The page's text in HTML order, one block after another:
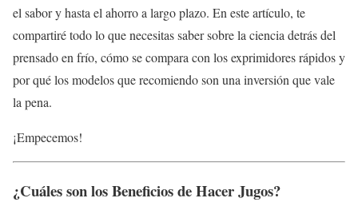
el sabor y hasta el ahorro a largo plazo. En este artículo, te
compartiré todo lo que necesitas saber sobre la ciencia detrás del
prensado en frío, cómo se compara con los exprimidores rápidos y
por qué los modelos que recomiendo son una inversión que vale
la pena.
¡Empecemos!
¿Cuáles son los Beneficios de Hacer Jugos?